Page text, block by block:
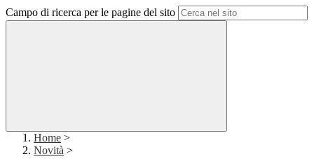
Campo di ricerca per le pagine del sito
Home >
Novità >